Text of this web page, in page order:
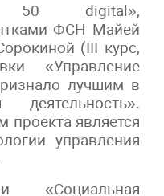
50 digital»,
ФСН Майей
(III курс,
«Управление
лучшим в
проекта является
управления